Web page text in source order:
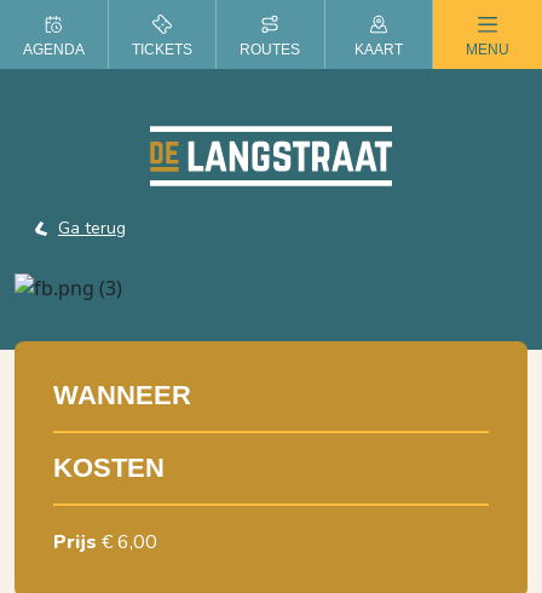
ZOMER IN DE LANGSTRAAT
Ga terug
WANNEER
KOSTEN
Prijs € 6,00
AGENDA TICKETS ROUTES KAART MENU